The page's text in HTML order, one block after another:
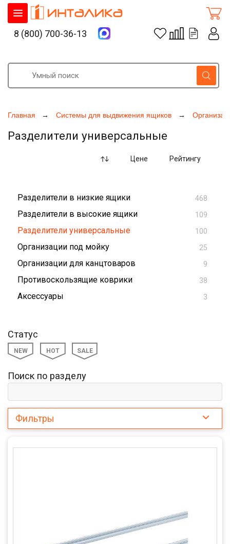
Главная Системы для выдвижения ящиков
Разделители универсальные
Цене Рейтингу
Разделители в низкие ящики 468
Разделители в высокие ящики 109
Разделители универсальные 100
Организации под мойку 25
Организации для канцтоваров 9
Противоскользящие коврики 38
Аксессуары 3
Статус
NEW HOT SALE
Поиск по разделу
Фильтры
8 (800) 700-36-13